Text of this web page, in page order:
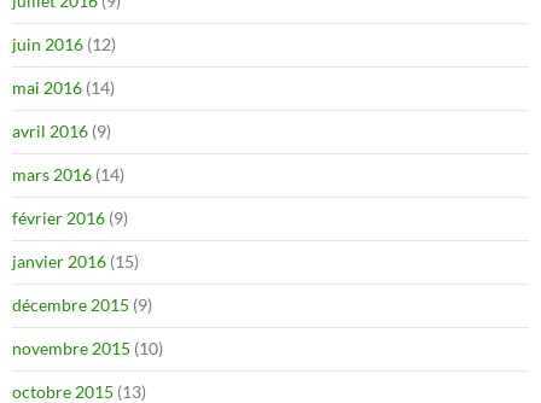
juin 2016 (12)
mai 2016 (14)
avril 2016 (9)
mars 2016 (14)
février 2016 (9)
janvier 2016 (15)
décembre 2015 (9)
novembre 2015 (10)
octobre 2015 (13)